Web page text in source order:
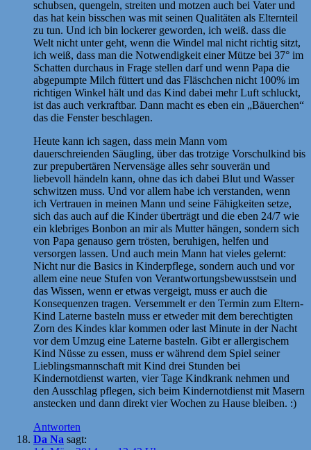
schubsen, quengeln, streiten und motzen auch bei Vater und
das hat kein bisschen was mit seinen Qualitäten als Elternteil
zu tun. Und ich bin lockerer geworden, ich weiß. dass die
Welt nicht unter geht, wenn die Windel mal nicht richtig sitzt,
ich weiß, dass man die Notwendigkeit einer Mütze bei 37° im
Schatten durchaus in Frage stellen darf und wenn Papa die
abgepumpte Milch füttert und das Fläschchen nicht 100% im
richtigen Winkel hält und das Kind dabei mehr Luft schluckt,
ist das auch verkraftbar. Dann macht es eben ein „Bäuerchen“
das die Fenster beschlagen.
Heute kann ich sagen, dass mein Mann vom
dauerschreienden Säugling, über das trotzige Vorschulkind bis
zur prepubertären Nervensäge alles sehr souverän und
liebevoll händeln kann, ohne das ich dabei Blut und Wasser
schwitzen muss. Und vor allem habe ich verstanden, wenn
ich Vertrauen in meinen Mann und seine Fähigkeiten setze,
sich das auch auf die Kinder überträgt und die eben 24/7 wie
ein klebriges Bonbon an mir als Mutter hängen, sondern sich
von Papa genauso gern trösten, beruhigen, helfen und
versorgen lassen. Und auch mein Mann hat vieles gelernt:
Nicht nur die Basics in Kinderpflege, sondern auch und vor
allem eine neue Stufen von Verantwortungsbewusstsein und
das Wissen, wenn er etwas vergeigt, muss er auch die
Konsequenzen tragen. Versemmelt er den Termin zum Eltern-
Kind Laterne basteln muss er etweder mit dem berechtigten
Zorn des Kindes klar kommen oder last Minute in der Nacht
vor dem Umzug eine Laterne basteln. Gibt er allergischem
Kind Nüsse zu essen, muss er während dem Spiel seiner
Lieblingsmannschaft mit Kind drei Stunden bei
Kindernotdienst warten, vier Tage Kindkrank nehmen und
den Ausschlag pflegen, sich beim Kindernotdienst mit Masern
anstecken und dann direkt vier Wochen zu Hause bleiben. :)
Antworten
Da Na sagt: